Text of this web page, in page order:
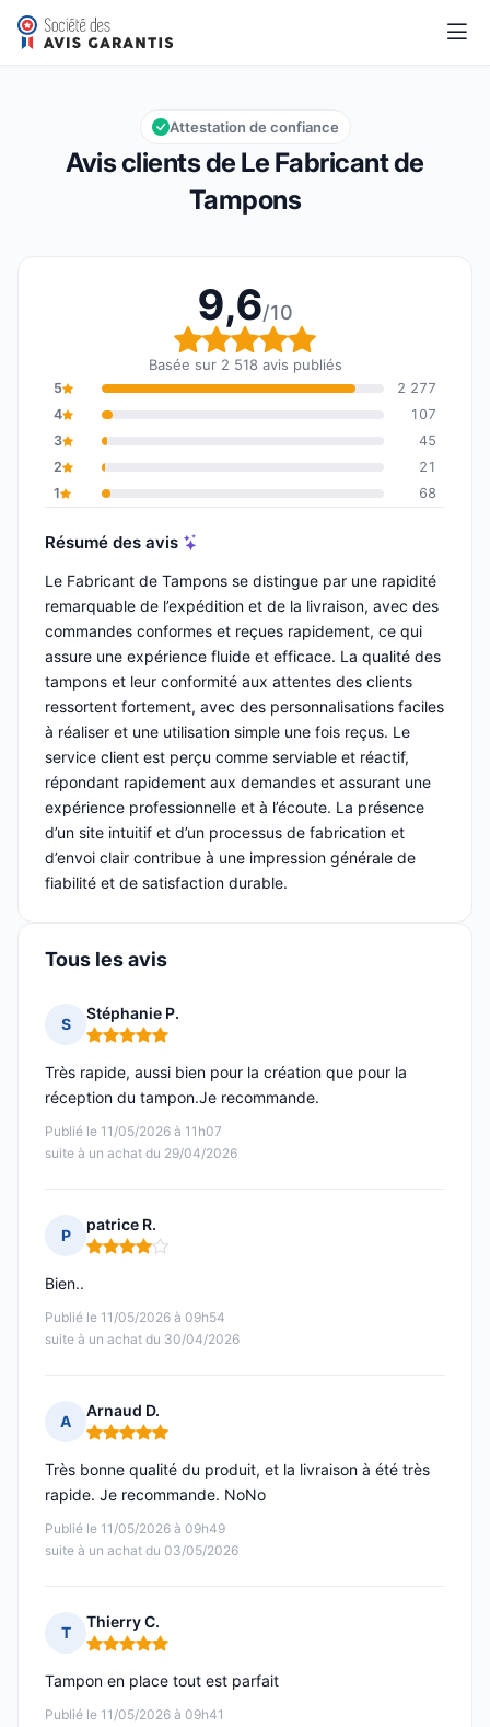
Le Fabricant de Tampons
Note globale : 9,6 sur 10
9,6/10
Avis clients de Le Fabricant de
Tampons
Attestation de confiance
9,6/10
Note globale : 9,6 sur
Basée sur 2 518 avis publiés
5
2 277
4
107
3
45
2
21
1
68
Résumé des avis
Le Fabricant de Tampons se distingue par une rapidité
remarquable de l’expédition et de la livraison, avec des
commandes conformes et reçues rapidement, ce qui
assure une expérience fluide et efficace. La qualité des
tampons et leur conformité aux attentes des clients
ressortent fortement, avec des personnalisations faciles
à réaliser et une utilisation simple une fois reçus. Le
service client est perçu comme serviable et réactif,
répondant rapidement aux demandes et assurant une
expérience professionnelle et à l’écoute. La présence
d’un site intuitif et d’un processus de fabrication et
d’envoi clair contribue à une impression générale de
fiabilité et de satisfaction durable.
Tous les avis
S
Stéphanie P.
Note : 5 sur 5
Publié le 11/05/2026 à 11h07
suite à un achat du 29/04/2026
Très rapide, aussi bien pour la création que pour la
réception du tampon.Je recommande.
P
patrice R.
Note : 4 sur 5
Publié le 11/05/2026 à 09h54
suite à un achat du 30/04/2026
Bien..
A
Arnaud D.
Note : 5 sur 5
Publié le 11/05/2026 à 09h49
suite à un achat du 03/05/2026
Très bonne qualité du produit, et la livraison à été très
rapide. Je recommande. NoNo
T
Thierry C.
Note : 5 sur 5
Publié le 11/05/2026 à 09h41
Tampon en place tout est parfait